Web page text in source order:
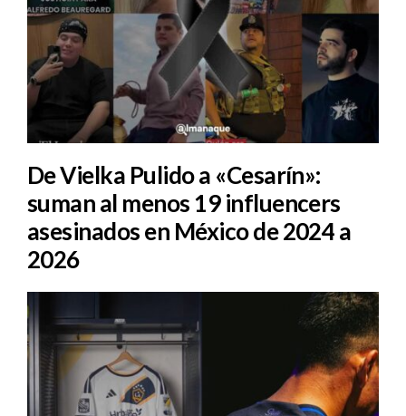
De Vielka Pulido a «Cesarín»:
suman al menos 19 influencers
asesinados en México de 2024 a
2026